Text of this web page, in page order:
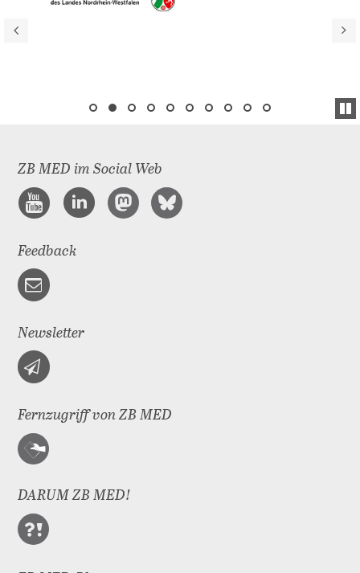
ZB MED im Social Web
Feedback
Newsletter
Fernzugriff von ZB MED
DARUM ZB MED!